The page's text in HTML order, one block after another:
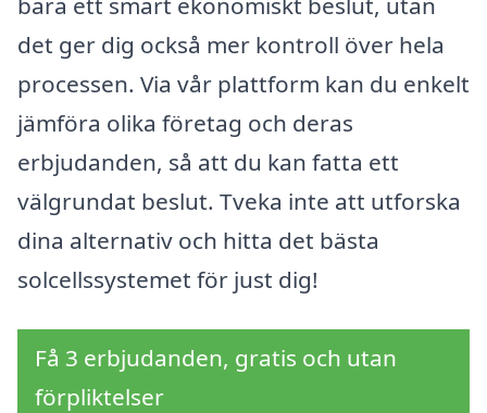
det ger dig också mer kontroll över hela
processen. Via vår plattform kan du enkelt
jämföra olika företag och deras
erbjudanden, så att du kan fatta ett
välgrundat beslut. Tveka inte att utforska
dina alternativ och hitta det bästa
solcellssystemet för just dig!
Få 3 erbjudanden, gratis och utan
förpliktelser